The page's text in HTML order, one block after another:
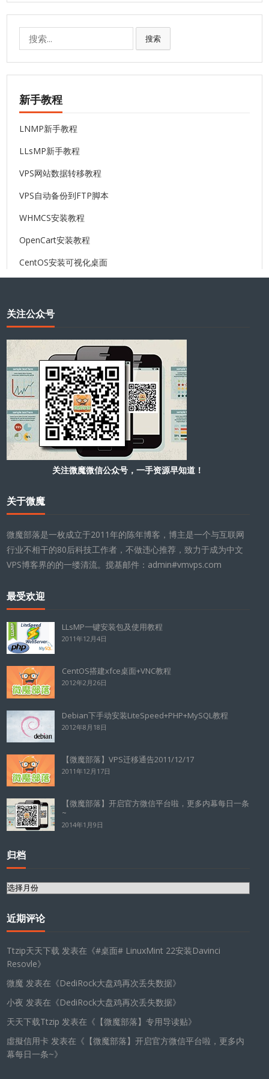
搜索
新手教程
LNMP新手教程
LLsMP新手教程
VPS网站数据转移教程
VPS自动备份到FTP脚本
WHMCS安装教程
OpenCart安装教程
CentOS安装可视化桌面
关注公众号
关注微魔微信公众号，一手资源早知道！
关于微魔
微魔部落是一枚成立于2011年的陈年博客，博主是一个与互联网
行业不相干的80后科技工作者，不做违心推荐，致力于成为中文
VPS博客界的的一缕清流。搅基邮件：admin#vmvps.com
最受欢迎
LLsMP一键安装包及使用教程
2011年12月4日
CentOS搭建xfce桌面+VNC教程
2012年2月26日
Debian下手动安装LiteSpeed+PHP+MySQL教程
2012年8月18日
【微魔部落】VPS迁移通告2011/12/17
2011年12月17日
【微魔部落】开启官方微信平台啦，更多内幕每日一条
~
2014年1月9日
归档
归
近期评论
Ttzip天天下载 发表在《#桌面# LinuxMint 22安装Davinci
Resovle》
微魔 发表在《DediRock大盘鸡再次丢失数据》
小夜 发表在《DediRock大盘鸡再次丢失数据》
天天下载Ttzip 发表在《 【微魔部落】专用导读贴》
虛擬信用卡 发表在《 【微魔部落】开启官方微信平台啦，更多内
幕每日一条~》